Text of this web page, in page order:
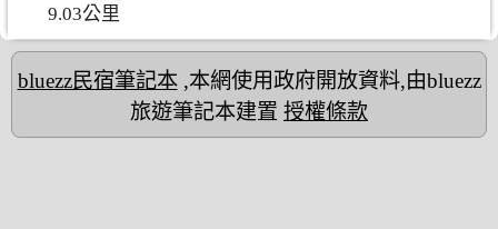
9.03公里
bluezz民宿筆記本,本網使用政府開放資料,由bluezz
旅遊筆記本建置 授權條款